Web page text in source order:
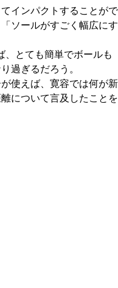
インパクトすることがで
ソールがすごく幅広にす
、とても簡単でボールも
過ぎるだろう。
使えば、寛容では何が新
について言及したことを